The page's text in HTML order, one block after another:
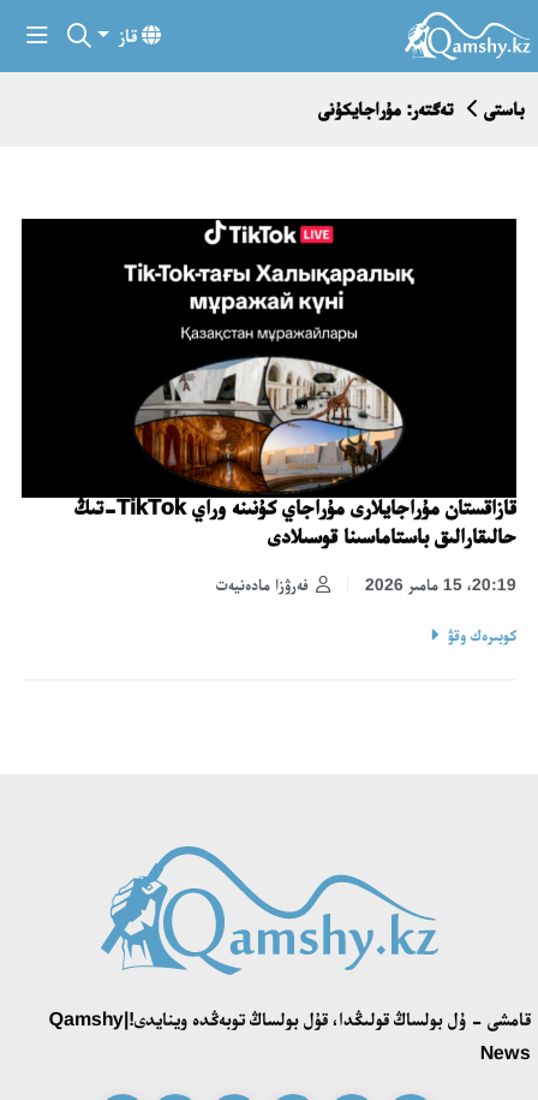
قاز
باستى تەگتەر: مۇراجايكۇنى
قازاقستان مۇراجايلارى مۇراجاي كۇنىنە وراي TikTok-تىڭ
حالىقارالىق باستاماسىنا قوسىلادى
فەرۋزا مادەنيەت 20:19، 15 مامىر 2026
كوبىرەك وقۋ
قامشى - ۇل بولساڭ قولىڭدا، قۇل بولساڭ توبەڭدە وينايدى!|Qamshy
News